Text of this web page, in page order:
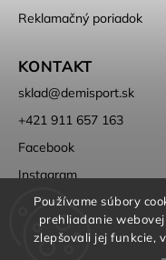
Používame súbory
prehliadanie
zlepšovali jej funkcie,
Reklamačný poriadok
KONTAKT
sklad@demisport.sk
+421 911 657 163
Facebook
Instagram